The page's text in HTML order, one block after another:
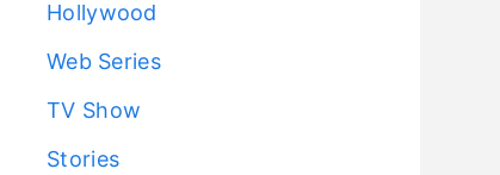
Hollywood
Web Series
TV Show
Stories